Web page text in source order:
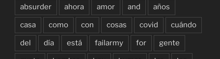
absurder ahora amor and años
casa como con cosas covid cuándo
del día está failarmy for gente